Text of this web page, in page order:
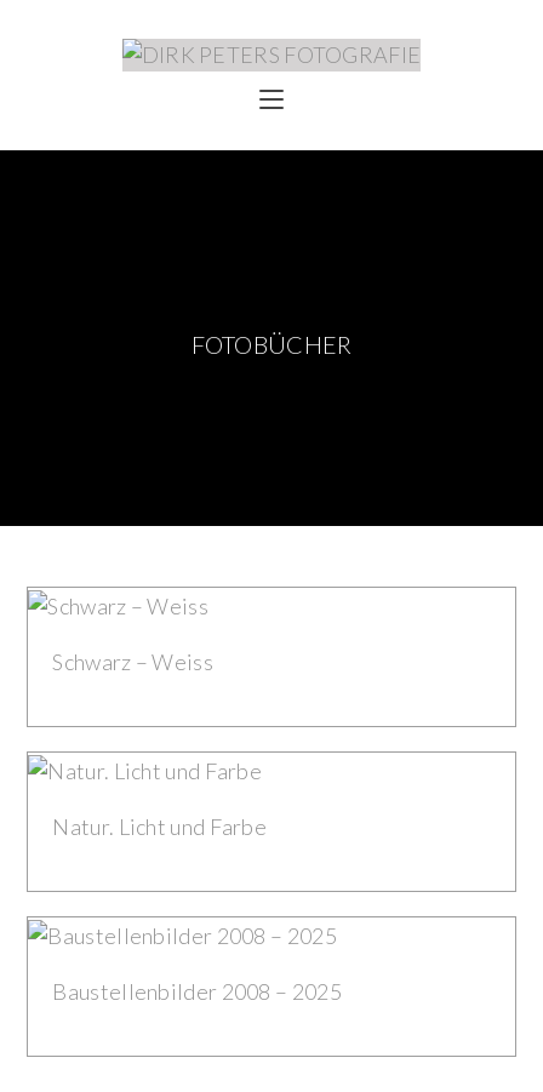
FOTOBÜCHER
Schwarz – Weiss
Natur. Licht und Farbe
Baustellenbilder 2008 – 2025